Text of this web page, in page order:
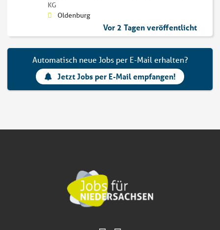
KG
Oldenburg
Vor 2 Tagen veröffentlicht
Automatisch neue Jobs per E-Mail erhalten?
Jetzt Jobs per E-Mail empfangen!